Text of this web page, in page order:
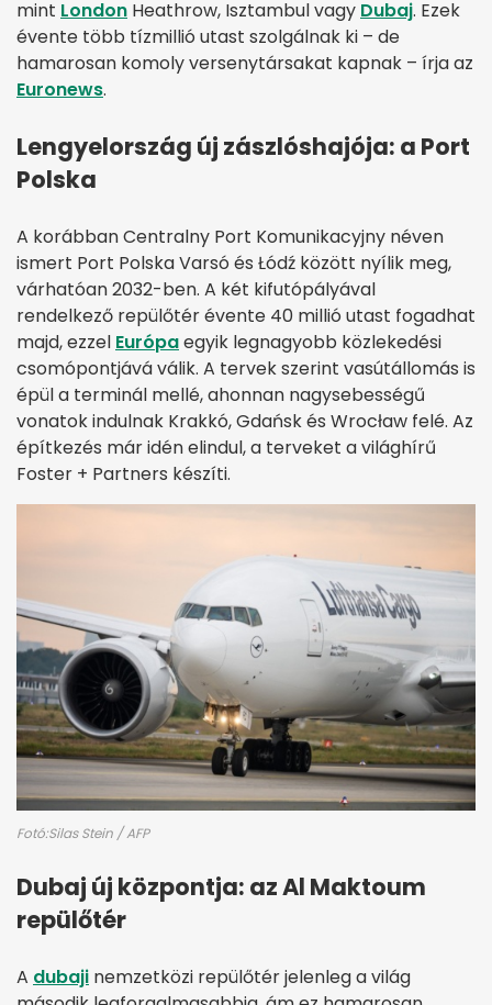
mint London Heathrow, Isztambul vagy Dubaj. Ezek
évente több tízmillió utast szolgálnak ki – de
hamarosan komoly versenytársakat kapnak – írja az
Euronews.
Lengyelország új zászlóshajója: a Port
Polska
A korábban Centralny Port Komunikacyjny néven
ismert Port Polska Varsó és Łódź között nyílik meg,
várhatóan 2032-ben. A két kifutópályával
rendelkező repülőtér évente 40 millió utast fogadhat
majd, ezzel Európaegyik legnagyobb közlekedési
csomópontjává válik. A tervek szerint vasútállomás is
épül a terminál mellé, ahonnan nagysebességű
vonatok indulnak Krakkó, Gdańsk és Wrocław felé. Az
építkezés már idén elindul, a terveket a világhírű
Foster + Partners készíti.
Fotó:Silas Stein / AFP
Dubaj új központja: az Al Maktoum
repülőtér
A dubaji nemzetközi repülőtér jelenleg a világ